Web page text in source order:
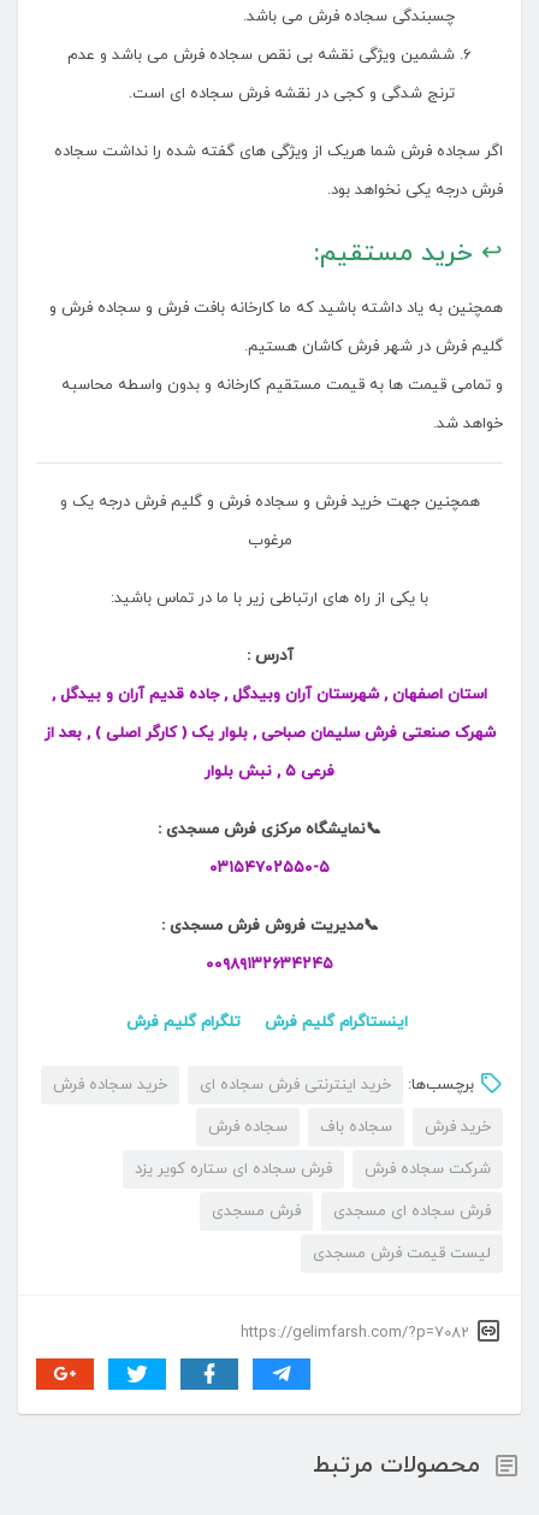
چسبندگی سجاده فرش می باشد.
ششمین ویژگی نقشه بی نقص سجاده فرش می باشد و عدم
ترنج شدگی و کجی در نقشه فرش سجاده ای است.
اگر سجاده فرش شما هریک از ویژگی های گفته شده را نداشت سجاده
فرش درجه یکی نخواهد بود.
↩ خرید مستقیم:
همچنین به یاد داشته باشید که ما کارخانه بافت فرش و سجاده فرش و
گلیم فرش در شهر فرش کاشان هستیم.
و تمامی قیمت ها به قیمت مستقیم کارخانه و بدون واسطه محاسبه
خواهد شد.
همچنین جهت خرید فرش و سجاده فرش و گلیم فرش درجه یک و
مرغوب
با یکی از راه های ارتباطی زیر با ما در تماس باشید:
آدرس :
استان اصفهان , شهرستان آران وبیدگل , جاده قدیم آران و بیدگل ,
شهرک صنعتی فرش سلیمان صباحی , بلوار یک ( کارگر اصلی ) , بعد از
فرعی ۵ , نبش بلوار
📞نمایشگاه مرکزی فرش مسجدی :
۰۳۱۵۴۷۰۲۵۵۰-۵
📞مدیریت فروش فرش مسجدی :
۰۰۹۸۹۱۳۲۶۳۴۲۴۵
اینستاگرام گلیم فرش تلگرام گلیم فرش
برچسب‌ها: خرید اینترنتی فرش سجاده ای
خرید سجاده فرش
خرید فرش
سجاده باف
سجاده فرش
شرکت سجاده فرش
فرش سجاده ای ستاره کویر یزد
فرش سجاده ای مسجدی
فرش مسجدی
لیست قیمت فرش مسجدی
https://gelimfarsh.com/?p=7082
محصولات مرتبط